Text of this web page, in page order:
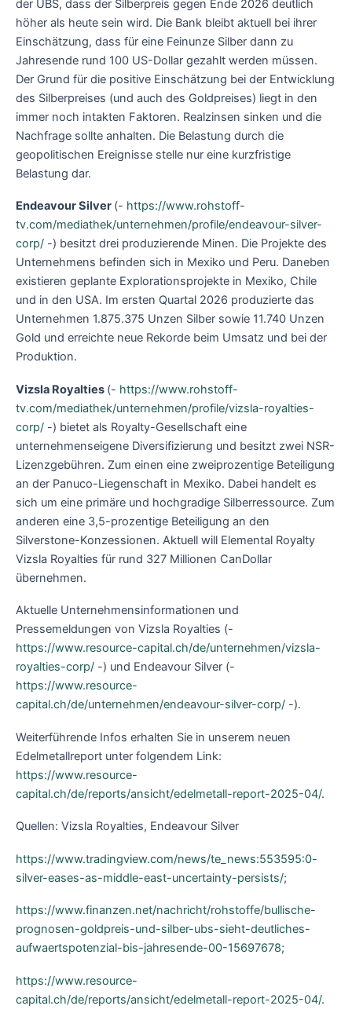
der UBS, dass der Silberpreis gegen Ende 2026 deutlich
höher als heute sein wird. Die Bank bleibt aktuell bei ihrer
Einschätzung, dass für eine Feinunze Silber dann zu
Jahresende rund 100 US-Dollar gezahlt werden müssen.
Der Grund für die positive Einschätzung bei der Entwicklung
des Silberpreises (und auch des Goldpreises) liegt in den
immer noch intakten Faktoren. Realzinsen sinken und die
Nachfrage sollte anhalten. Die Belastung durch die
geopolitischen Ereignisse stelle nur eine kurzfristige
Belastung dar.
Endeavour Silver (- https://www.rohstoff-
tv.com/mediathek/unternehmen/profile/endeavour-silver-
corp/ -) besitzt drei produzierende Minen. Die Projekte des
Unternehmens befinden sich in Mexiko und Peru. Daneben
existieren geplante Explorationsprojekte in Mexiko, Chile
und in den USA. Im ersten Quartal 2026 produzierte das
Unternehmen 1.875.375 Unzen Silber sowie 11.740 Unzen
Gold und erreichte neue Rekorde beim Umsatz und bei der
Produktion.
Vizsla Royalties (- https://www.rohstoff-
tv.com/mediathek/unternehmen/profile/vizsla-royalties-
corp/ -) bietet als Royalty-Gesellschaft eine
unternehmenseigene Diversifizierung und besitzt zwei NSR-
Lizenzgebühren. Zum einen eine zweiprozentige Beteiligung
an der Panuco-Liegenschaft in Mexiko. Dabei handelt es
sich um eine primäre und hochgradige Silberressource. Zum
anderen eine 3,5-prozentige Beteiligung an den
Silverstone-Konzessionen. Aktuell will Elemental Royalty
Vizsla Royalties für rund 327 Millionen CanDollar
übernehmen.
Aktuelle Unternehmensinformationen und
Pressemeldungen von Vizsla Royalties (-
https://www.resource-capital.ch/de/unternehmen/vizsla-
royalties-corp/ -) und Endeavour Silver (-
https://www.resource-
capital.ch/de/unternehmen/endeavour-silver-corp/ -).
Weiterführende Infos erhalten Sie in unserem neuen
Edelmetallreport unter folgendem Link:
https://www.resource-
capital.ch/de/reports/ansicht/edelmetall-report-2025-04/.
Quellen: Vizsla Royalties, Endeavour Silver
https://www.tradingview.com/news/te_news:553595:0-
silver-eases-as-middle-east-uncertainty-persists/;
https://www.finanzen.net/nachricht/rohstoffe/bullische-
prognosen-goldpreis-und-silber-ubs-sieht-deutliches-
aufwaertspotenzial-bis-jahresende-00-15697678;
https://www.resource-
capital.ch/de/reports/ansicht/edelmetall-report-2025-04/.